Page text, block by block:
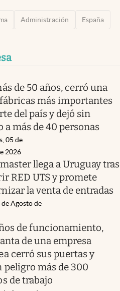
Administración España
de 50 años, cerró una
más importantes
del país y dejó sin
a más de 40 personas
05 de
2026
llega a Uruguay tras
RED UTS y promete
la venta de entradas
de Agosto de
de funcionamiento,
de una empresa
cerró sus puertas y
peligro más de 300
de trabajo